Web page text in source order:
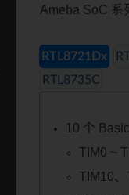
Ameba SoC 系
RTL8721Dx
RTL8735C
10 个
TIM0 ~
TIM10